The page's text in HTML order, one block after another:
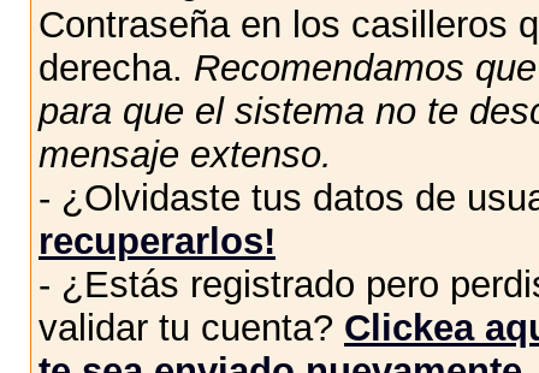
Contraseña en los casilleros
derecha. Recomendamos
para que el sistema no te
mensaje extenso.
- ¿Olvidaste tus datos de
recuperarlos!
- ¿Estás registrado pero
validar tu cuenta? Clickea